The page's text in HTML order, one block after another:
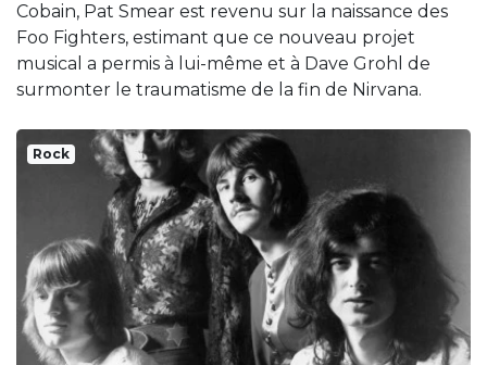
Cobain, Pat Smear est revenu sur la naissance des
Foo Fighters, estimant que ce nouveau projet
musical a permis à lui-même et à Dave Grohl de
surmonter le traumatisme de la fin de Nirvana.
Rock